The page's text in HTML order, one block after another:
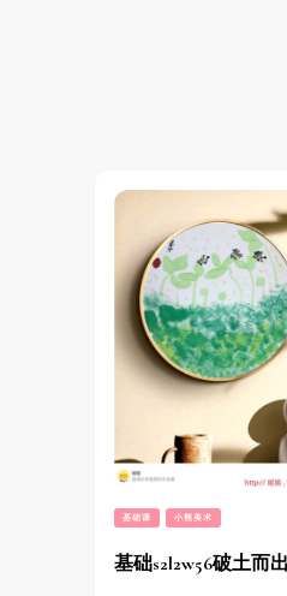
基础课 小熊美术
基础s2l2w56破土而